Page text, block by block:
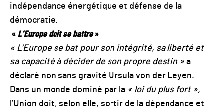
indépendance énergétique et défense de la
démocratie.
« L’Europe doit se battre»
« L’Europe se bat pour son intégrité, sa liberté et
sa capacité à décider de son propre destin » a
déclaré non sans gravité Ursula von der Leyen.
Dans un monde dominé par la « loi du plus fort »,
l’Union doit, selon elle, sortir de la dépendance et